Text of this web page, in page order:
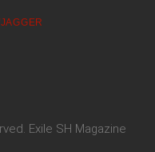
Exile SH Magazine